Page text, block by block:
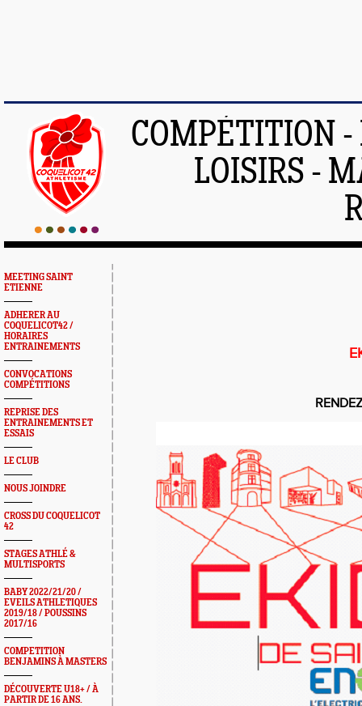
COMPÉTITION -
LOISIRS -
MEETING SAINT
ETIENNE
ADHERER AU
COQUELICOT42 /
HORAIRES
ENTRAINEMENTS
CONVOCATIONS
COMPÉTITIONS
REPRISE DES
ENTRAINEMENTS ET
ESSAIS
LE CLUB
NOUS JOINDRE
CROSS DU COQUELICOT
42
STAGES ATHLÉ &
MULTISPORTS
BABY 2022/21/20 /
EVEILS ATHLETIQUES
2019/18 / POUSSINS
2017/16
COMPETITION
BENJAMINS À MASTERS
DÉCOUVERTE U18+ / À
PARTIR DE 16 ANS.